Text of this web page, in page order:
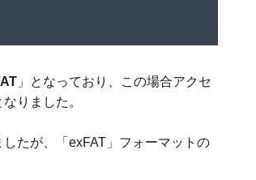
」となっており、この場合アクセ
りました。
たが、「exFAT」フォーマットの